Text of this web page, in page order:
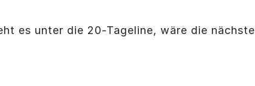
es unter die 20-Tageline, wäre die nächste